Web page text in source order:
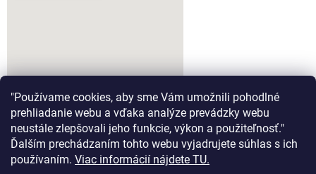
"Používame cookies, aby sme Vám umožnili pohodlné
prehliadanie webu a vďaka analýze prevádzky webu
neustále zlepšovali jeho funkcie, výkon a použiteľnosť."
Ďalším prechádzaním tohto webu vyjadrujete súhlas s ich
používaním. Viac informácií nájdete TU.
google-map-generator.com